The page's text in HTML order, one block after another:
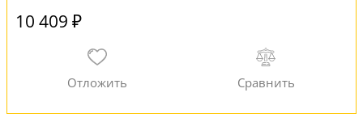
10 409 ₽